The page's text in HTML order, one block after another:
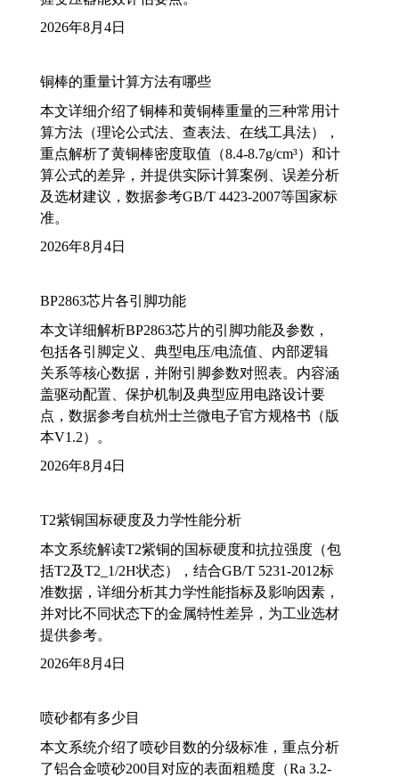
2026年8月4日
铜棒的重量计算方法有哪些
本文详细介绍了铜棒和黄铜棒重量的三种常用计
算方法（理论公式法、查表法、在线工具法），
重点解析了黄铜棒密度取值（8.4-8.7g/cm³）和计
算公式的差异，并提供实际计算案例、误差分析
及选材建议，数据参考GB/T 4423-2007等国家标
准。
2026年8月4日
BP2863芯片各引脚功能
本文详细解析BP2863芯片的引脚功能及参数，
包括各引脚定义、典型电压/电流值、内部逻辑
关系等核心数据，并附引脚参数对照表。内容涵
盖驱动配置、保护机制及典型应用电路设计要
点，数据参考自杭州士兰微电子官方规格书（版
本V1.2）。
2026年8月4日
T2紫铜国标硬度及力学性能分析
本文系统解读T2紫铜的国标硬度和抗拉强度（包
括T2及T2_1/2H状态），结合GB/T 5231-2012标
准数据，详细分析其力学性能指标及影响因素，
并对比不同状态下的金属特性差异，为工业选材
提供参考。
2026年8月4日
喷砂都有多少目
本文系统介绍了喷砂目数的分级标准，重点分析
了铝合金喷砂200目对应的表面粗糙度（Ra 3.2-